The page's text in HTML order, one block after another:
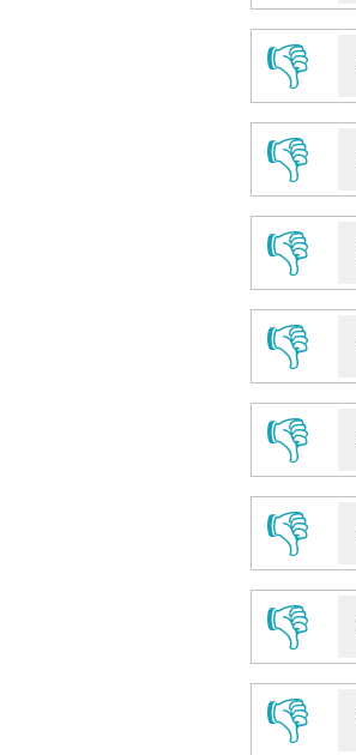
👎
👎
👎
👎
👎
👎
👎
👎